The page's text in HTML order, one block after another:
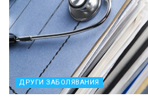
ДРУГИ ЗАБОЛЯВАНИЯ